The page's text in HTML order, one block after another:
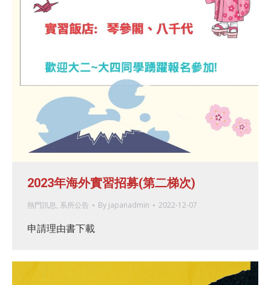
2023年海外實習招募(第二梯次)
熱門訊息, 系所公告 By japanadmin 2022-12-07
申請理由書下載